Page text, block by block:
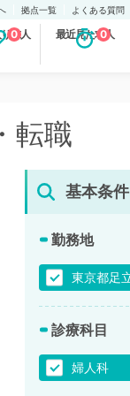
拠点一覧 よくある質問
求人
0 最近見た求人
0
転職
基本条件
勤務地
東京都足
診療科目
婦人科